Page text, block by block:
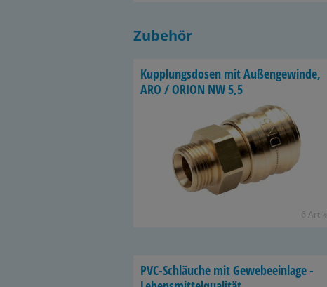
Zubehör
Kupp­lungs­do­sen mit Au­ßen­ge­win­de,
ARO / ORION NW 5,5
6
PVC-​Schläuche mit Ge­we­be­ein­la­ge -